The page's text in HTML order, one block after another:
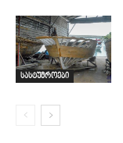
სასტუმროები